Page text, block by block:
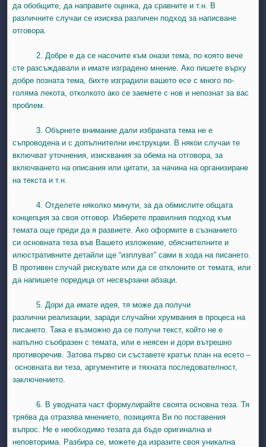
да обобщите, да направите оценка, да сравните и т.н. В
различните случаи се изисква различен подход за написване
отговора.
2. Добре е да се насочите към онази тема, по която вече
сте разсъждавали и имате изградено мнение. Ако пишете върху
добре позната тема, бихте изградили вашето есе с много по-
голяма лекота, отколкото ако се заемете с нов и непознат за вас
проблем.
3. Обърнете внимание дали избраната тема не е
съпроводена и с допълнителни инструкции. В някои случаи те
включват уточнения, изисквания за обема на отговора, за
включването на описания или цитати, за начина на организиране
на текста и т.н.
4. Отделете няколко минути, за да обмислите общата
концепция за своя отговор. Изберете правилния подход към
темата още преди да я развиете. Ако оформите в съзнанието
си основната теза във Вашето изложение, обяснителните и
илюстративните детайли ще “изплуват” сами в хода на писането.
В противен случай рискувате или да се отклоните от темата, или
да напишете поредица от несвързани абзаци.
5. Дори да имате идея, тя може да получи
различни реализации, заради случайни хрумвания в процеса на
писането. Така е възможно да се получи текст, който не е
напълно съобразен с темата, или е неясен и дори вътрешно
противоречив. Затова първо си съставете кратък план на есето –
основната ви теза, аргументите и тяхната последователност,
заключението.
6. В уводната част формулирайте своята основна теза. Тя
трябва да отразява мнението, позицията Ви по поставения
въпрос. Не е необходимо тезата да бъде оригинална и
неповторима. Разбира се, можете да изразите своя уникална
8 August
9 August
15 August
16 August